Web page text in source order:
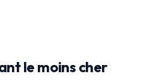
le moins cher